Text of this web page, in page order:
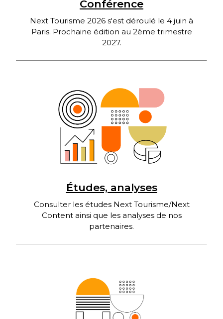
Conférence
Next Tourisme 2026 s'est déroulé le 4 juin à
Paris. Prochaine édition au 2ème trimestre
2027.
Études, analyses
Consulter les études Next Tourisme/Next
Content ainsi que les analyses de nos
partenaires.